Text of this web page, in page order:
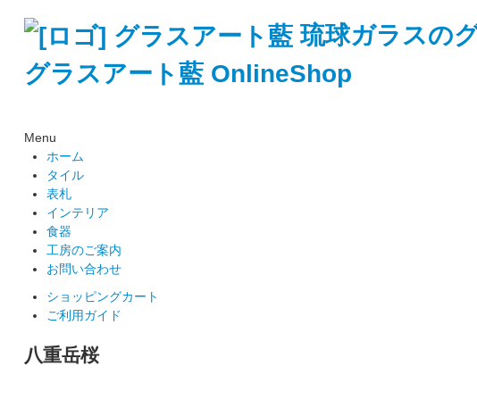
琉球ガラスの
グラスアート藍 OnlineShop
Menu
ホーム
タイル
表札
インテリア
食器
工房のご案内
お問い合わせ
ショッピングカート
ご利用ガイド
八重岳桜